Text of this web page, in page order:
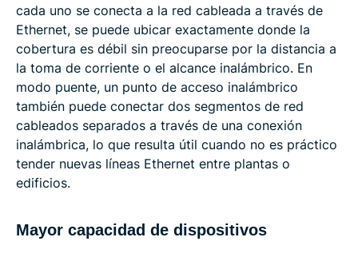
cada uno se conecta a la red cableada a través de
Ethernet, se puede ubicar exactamente donde la
cobertura es débil sin preocuparse por la distancia a
la toma de corriente o el alcance inalámbrico. En
modo puente, un punto de acceso inalámbrico
también puede conectar dos segmentos de red
cableados separados a través de una conexión
inalámbrica, lo que resulta útil cuando no es práctico
tender nuevas líneas Ethernet entre plantas o
edificios.
Mayor capacidad de dispositivos